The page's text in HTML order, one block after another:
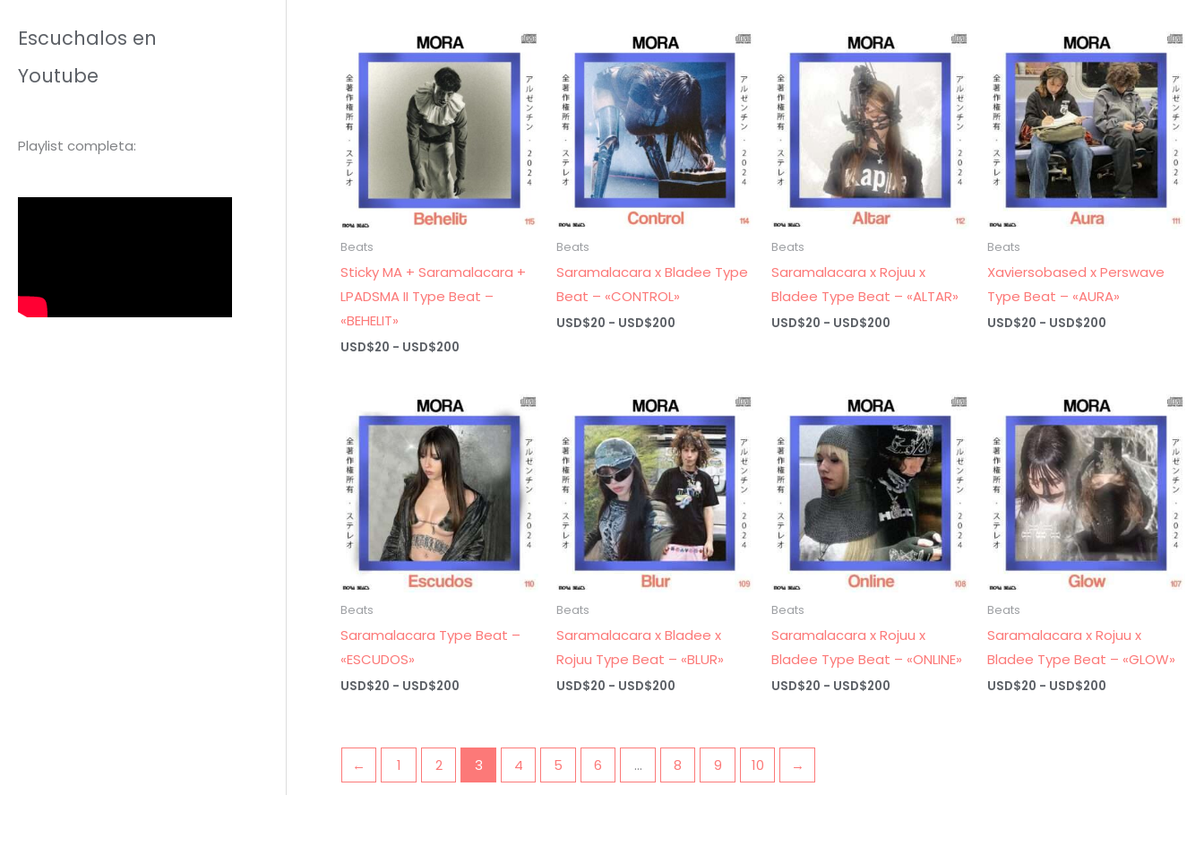
Escuchalos en
Youtube
Playlist completa:
USD$20
hasta
USD$200
USD$20
hasta
USD$200
USD$20
hasta
hasta
USD$200
Beats
Sticky MA + Saramalacara +
LPADSMA II Type Beat –
«BEHELIT»
USD$20 - USD$200Rango
USD$20
hasta
USD$200
Beats
Saramalacara x Bladee Type
Beat – «CONTROL»
USD$20 - USD$200Rango
hasta
USD$200
Beats
Saramalacara x Rojuu x
Bladee Type Beat – «ALTAR»
USD$20 - USD$200
hasta
USD$200
Beats
Xaviersobased x Perswave
Type Beat – «AURA»
USD$20 - USD$200
hasta
USD$200
Beats
Saramalacara Type Beat –
«ESCUDOS»
USD$20 - USD$200Rango
USD$20
hasta
Beats
Saramalacara x Bladee x
Rojuu Type Beat – «BLUR»
USD$20 - USD$200Rango
USD$20
hasta
Beats
Saramalacara x Rojuu x
Bladee Type Beat – «ONLINE»
USD$20 - USD$200
Beats
Saramalacara x Rojuu x
Bladee Type Beat – «GLOW»
USD$20 - USD$200
← 1 2 3 4 5 6 … 8 9 10 →